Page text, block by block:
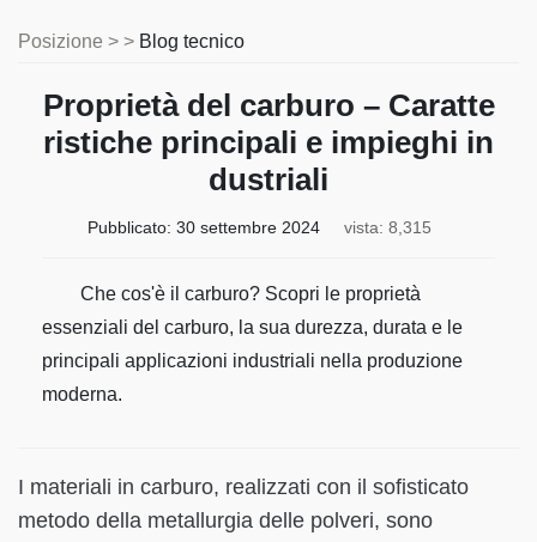
Posizione > > Blog tecnico
Proprietà del carburo – Caratte
ristiche principali e impieghi in
dustriali
Pubblicato: 30 settembre 2024 vista: 8,315
Che cos'è il carburo? Scopri le proprietà
essenziali del carburo, la sua durezza, durata e le
principali applicazioni industriali nella produzione
moderna.
I materiali in carburo, realizzati con il sofisticato
metodo della metallurgia delle polveri, sono